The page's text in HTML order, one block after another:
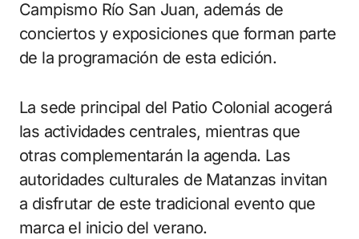
Campismo Río San Juan, además de
conciertos y exposiciones que forman parte
de la programación de esta edición.
La sede principal del Patio Colonial acogerá
las actividades centrales, mientras que
otras complementarán la agenda. Las
autoridades culturales de Matanzas invitan
a disfrutar de este tradicional evento que
marca el inicio del verano.